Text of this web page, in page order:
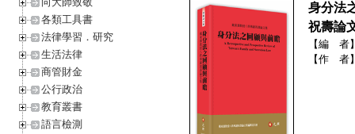
各類工具書
法律學習．研究
生活法律
商管財金
公行政治
教育叢書
語言檢測
身分法
祝壽論
【編 者
【作 者